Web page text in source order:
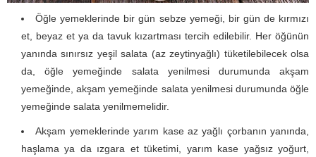
Öğle yemeklerinde bir gün sebze yemeği, bir gün de kırmızı
et, beyaz et ya da tavuk kızartması tercih edilebilir. Her öğünün
yanında sınırsız yeşil salata (az zeytinyağlı) tüketilebilecek olsa
da, öğle yemeğinde salata yenilmesi durumunda akşam
yemeğinde, akşam yemeğinde salata yenilmesi durumunda öğle
yemeğinde salata yenilmemelidir.
Akşam yemeklerinde yarım kase az yağlı çorbanın yanında,
haşlama ya da ızgara et tüketimi, yarım kase yağsız yoğurt,